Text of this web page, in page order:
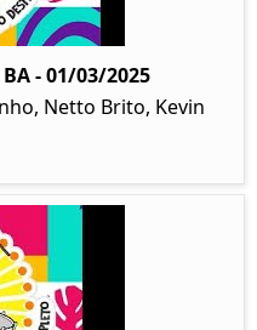
- 01/03/2025
Netto Brito, Kevin